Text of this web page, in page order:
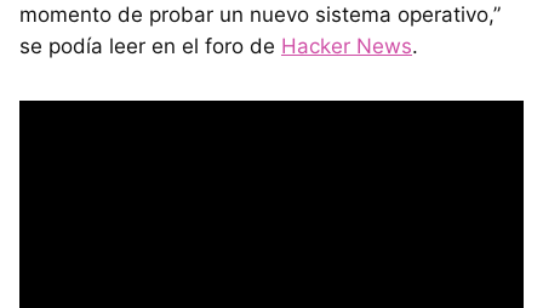
momento de probar un nuevo sistema operativo,”
se podía leer en el foro de Hacker News.